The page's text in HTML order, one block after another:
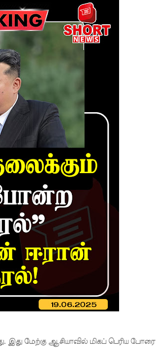
மேற்கு ஆசியாவில் மிகப் பெரிய போரை